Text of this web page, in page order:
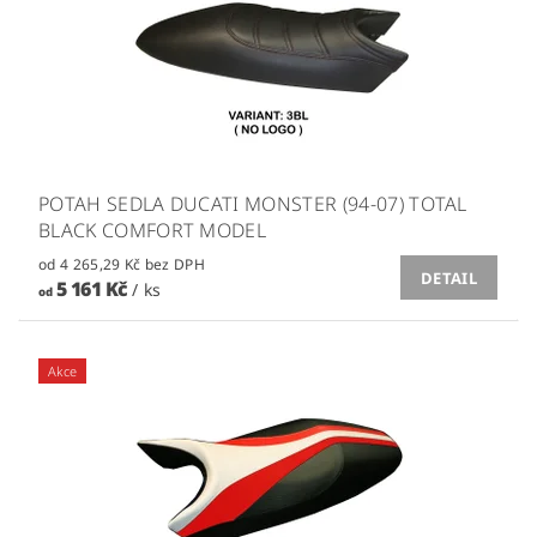
POTAH SEDLA DUCATI MONSTER (94-07) TOTAL
BLACK COMFORT MODEL
od 4 265,29 Kč bez DPH
od5 161 Kč/ ks
DETAIL
Akce